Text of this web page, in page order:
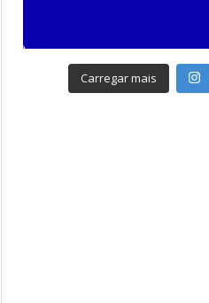
Carregar mais